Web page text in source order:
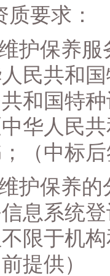
要求：
护保养服
民共和
和国特
中华人民
；（中标
护保养的
息系统
限于机
提供）